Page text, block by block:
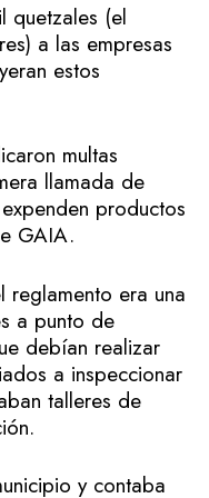
quetzales (el
a las empresas
estos
multas
llamada de
productos
GAIA.
reglamento era una
a punto de
debían realizar
a inspeccionar
talleres de
y contaba